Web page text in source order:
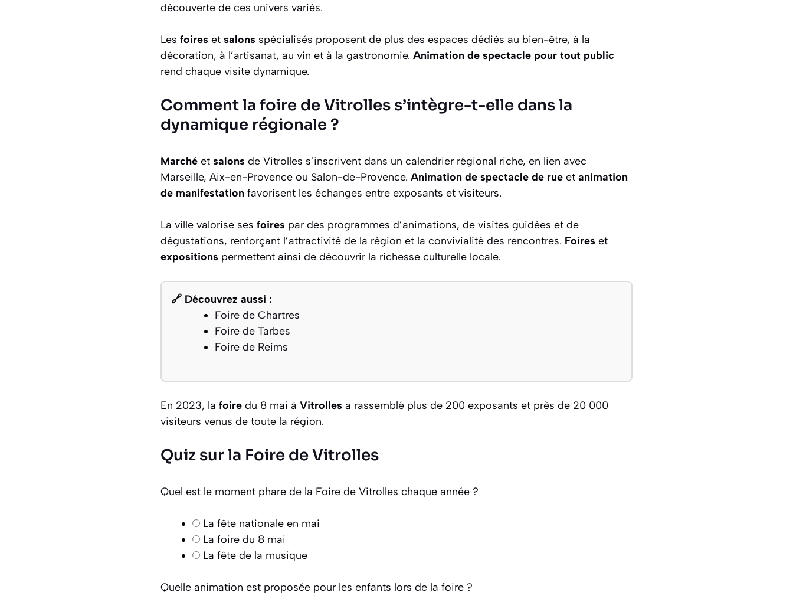
découverte de ces univers variés.
Les foires et salons spécialisés proposent de plus des espaces dédiés au bien-être, à la
décoration, à l’artisanat, au vin et à la gastronomie. Animation de spectacle pour tout public
rend chaque visite dynamique.
Comment la foire de Vitrolles s’intègre-t-elle dans la
dynamique régionale ?
Marché et salons de Vitrolles s’inscrivent dans un calendrier régional riche, en lien avec
Marseille, Aix-en-Provence ou Salon-de-Provence. Animation de spectacle de rue et animation
de manifestation favorisent les échanges entre exposants et visiteurs.
La ville valorise ses foires par des programmes d’animations, de visites guidées et de
dégustations, renforçant l’attractivité de la région et la convivialité des rencontres. Foires et
expositions permettent ainsi de découvrir la richesse culturelle locale.
🔗 Découvrez aussi :
Foire de Chartres
Foire de Tarbes
Foire de Reims
En 2023, la foire du 8 mai à Vitrolles a rassemblé plus de 200 exposants et près de 20 000
visiteurs venus de toute la région.
Quiz sur la Foire de Vitrolles
Quel est le moment phare de la Foire de Vitrolles chaque année ?
La fête nationale en mai
La foire du 8 mai
La fête de la musique
Quelle animation est proposée pour les enfants lors de la foire ?